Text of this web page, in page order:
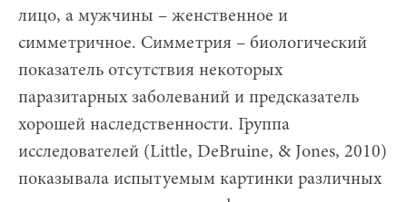
лицо, а мужчины – женственное и
симметричное. Симметрия – биологический
показатель отсутствия некоторых
паразитарных заболеваний и предсказатель
хорошей наследственности. Группа
исследователей (Little, DeBruine, & Jones, 2010)
показывала испытуемым картинки различных